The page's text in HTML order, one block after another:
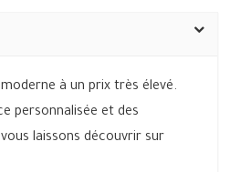
à un prix très élevé.
personnalisée et des
laissons découvrir sur